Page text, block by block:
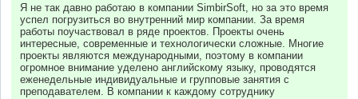
Я не так давно работаю в компании SimbirSoft, но за это время
успел погрузиться во внутренний мир компании. За время
работы поучаствовал в ряде проектов. Проекты очень
интересные, современные и технологически сложные. Многие
проекты являются международными, поэтому в компании
огромное внимание уделено английскому языку, проводятся
еженедельные индивидуальные и групповые занятия с
преподавателем. В компании к каждому сотруднику